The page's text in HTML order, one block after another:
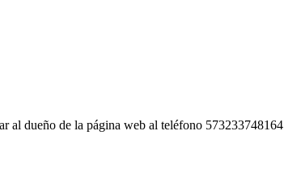
al dueño de la página web al teléfono 573233748164